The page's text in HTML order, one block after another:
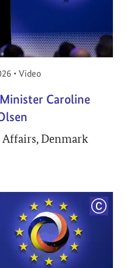
am:
• Video
Caroline
Denmark